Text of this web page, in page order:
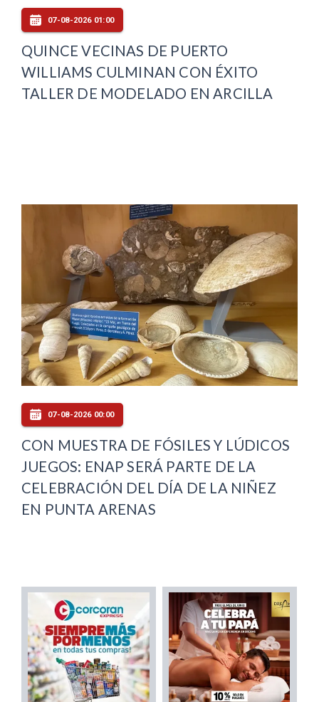
07-08-2026 01:00
QUINCE VECINAS DE PUERTO
WILLIAMS CULMINAN CON ÉXITO
TALLER DE MODELADO EN ARCILLA
07-08-2026 00:00
CON MUESTRA DE FÓSILES Y LÚDICOS
JUEGOS: ENAP SERÁ PARTE DE LA
CELEBRACIÓN DEL DÍA DE LA NIÑEZ
EN PUNTA ARENAS